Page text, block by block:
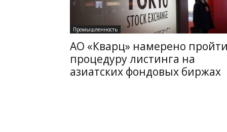
Промышленность
АО «Кварц» намерено пройти
процедуру листинга на
азиатских фондовых биржах